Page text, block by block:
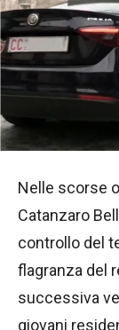
Nelle scorse
Catanzaro
controllo del
flagranza del
successiva
giovani